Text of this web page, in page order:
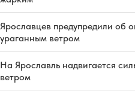
Ярославцев предупредили об
ураганным ветром
На Ярославль надвигается
ветром